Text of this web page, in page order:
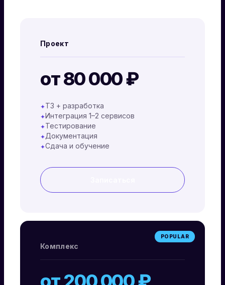
Проект
от 80 000 ₽
✦ТЗ + разработка
✦Интеграция 1–2 сервисов
✦Тестирование
✦Документация
✦Сдача и обучение
POPULAR
Комплекс